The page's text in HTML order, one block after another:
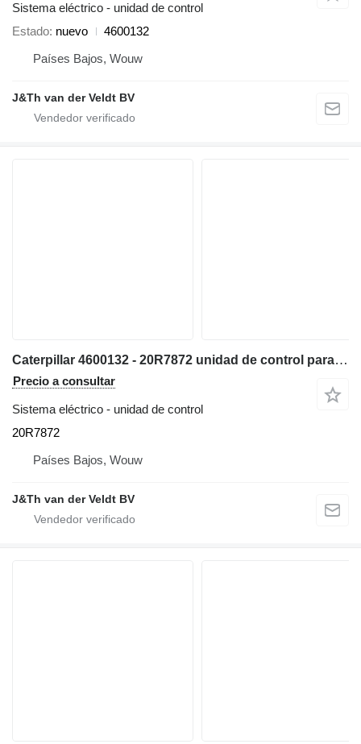
Sistema eléctrico - unidad de control
Estado nuevo
4600132
Países Bajos, Wouw
J&Th van der Veldt BV
Caterpillar 4600132 - 20R7872 unidad de control para Caterpillar 340 352 374 385 320F 330F 340F 312F 352F 313F 323F 325F 335F 316F 326F 336F 318F 349F 320D2 320D3 330D2 323D2 326D2 excavadora
Precio a consultar
Sistema eléctrico - unidad de control
20R7872
Países Bajos, Wouw
J&Th van der Veldt BV